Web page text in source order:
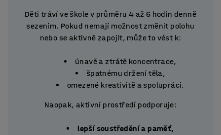
Děti tráví ve škole v průměru 4 až 6 hodin denně
sezením. Pokud nemají možnost změnit polohu
nebo se aktivně zapojit, může to vést k:
únavě a ztrátě koncentrace,
špatnému držení těla,
omezené kreativitě a spolupráci.
Naopak, aktivní prostředí podporuje:
lepší soustředění a paměť,